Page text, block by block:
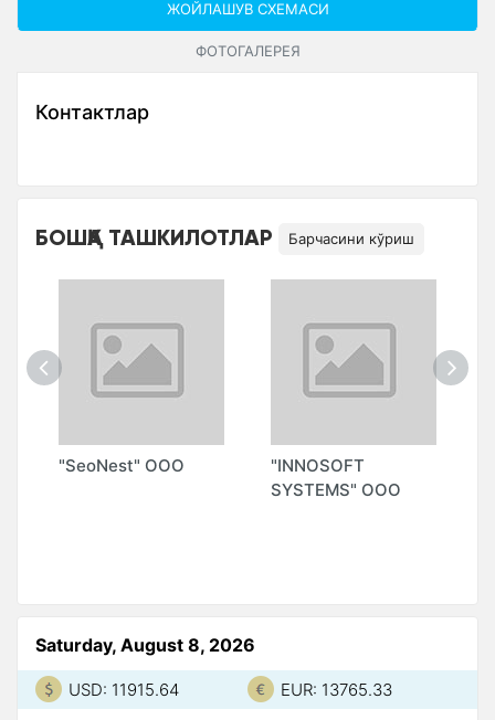
ЖОЙЛАШУВ СXЕМАСИ
ФОТОГАЛЕРЕЯ
Контактлар
БОШҚА ТАШКИЛОТЛАР Барчасини кўриш
"SeoNest" ООО
"INNOSOFT
SYSTEMS" ООО
Saturday, August 8, 2026
USD: 11915.64 EUR: 13765.33